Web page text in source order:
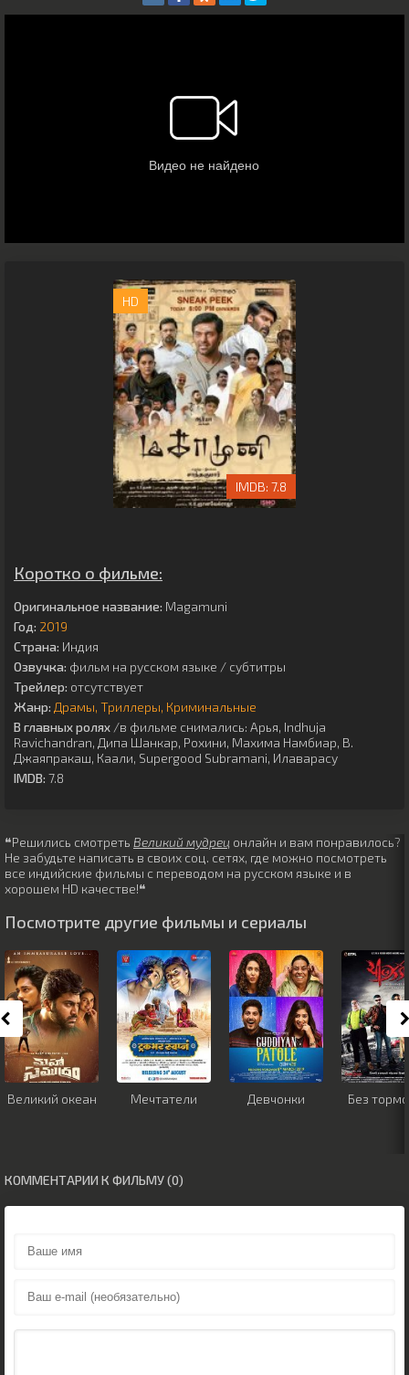
HD
7.8
Коротко о фильме:
Оригинальное название: Magamuni
Год: 2019
Страна: Индия
Озвучка: фильм на русском языке / субтитры
Трейлер: отсутствует
Жанр: Драмы Триллеры Криминальные
В главных ролях /в фильме снимались: Арья, Indhuja
Ravichandran, Дипа Шанкар, Рохини, Махима Намбиар, В.
Джаяпракаш, Каали, Supergood Subramani, Илаварасу
IMDB: 7.8
❝Решились смотреть Великий мудрец онлайн и вам понравилось?
Не забудьте написать в своих соц. сетях, где можно посмотреть
все индийские фильмы с переводом на русском языке и в
хорошем HD качестве!❝
Посмотрите другие фильмы и сериалы
Великий океан Мечтатели Девчонки Без
КОММЕНТАРИИ К ФИЛЬМУ (0)